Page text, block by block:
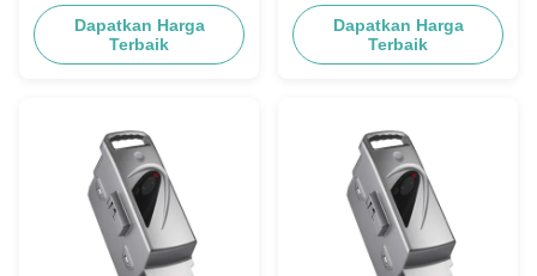
Panasonic 26v
Dapatkan Harga
Terbaik
2,6Ah Kapasitas Bertahan
Lama
Dapatkan Harga
Terbaik